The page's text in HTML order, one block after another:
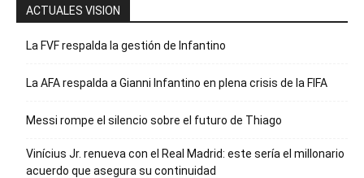
ACTUALES VISION
La FVF respalda la gestión de Infantino
La AFA respalda a Gianni Infantino en plena crisis de la FIFA
Messi rompe el silencio sobre el futuro de Thiago
Vinícius Jr. renueva con el Real Madrid: este sería el millonario
acuerdo que asegura su continuidad